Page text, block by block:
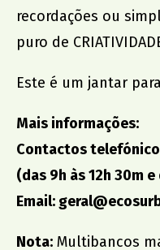
recordações ou
puro de
Este é um jantar
Mais informações:
Contactos
(das 9h às 12h 30m
Email:
Nota: Multibancos